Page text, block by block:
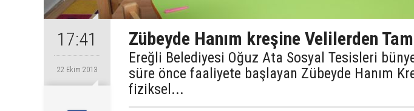
17:41
22 Ekim 2013
Zübeyde Hanım kreşine Velilerden
Ereğli Belediyesi Oğuz Ata Sosyal Tesisleri
süre önce faaliyete başlayan Zübeyde Hanım
fiziksel...